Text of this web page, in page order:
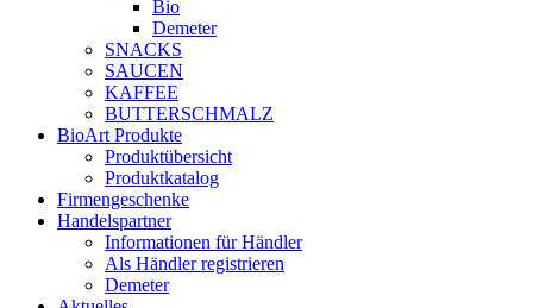
Bio
Demeter
SNACKS
SAUCEN
KAFFEE
BUTTERSCHMALZ
BioArt Produkte
Produktübersicht
Produktkatalog
Firmengeschenke
Handelspartner
Informationen für Händler
Als Händler registrieren
Demeter